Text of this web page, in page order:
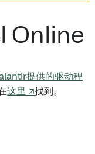
Online
提供的驱动程
这里 ↗找到。